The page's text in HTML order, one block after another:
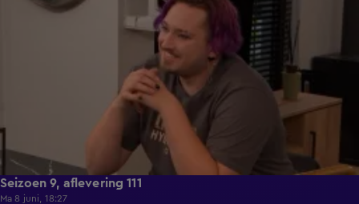
Seizoen 9, aflevering 111
Ma 8 juni, 18:27